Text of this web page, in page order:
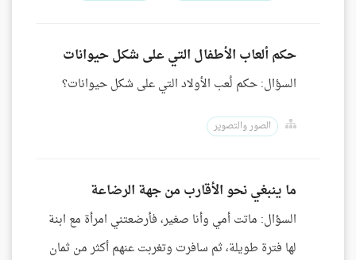
حكم ألعاب الأطفال التي على شكل حيوانات
السؤال: حكم لُعب الأولاد التي على شكل حيوانات؟
الصور والتصوير
ما ينبغي نحو الأقارب من جهة الرضاعة
السؤال: ماتت أمي وأنا صغير، فأرضعتني امرأة مع ابنة
لها فترة طويلة، ثم سافرت وتغربت عنهم أكثر من ثمان